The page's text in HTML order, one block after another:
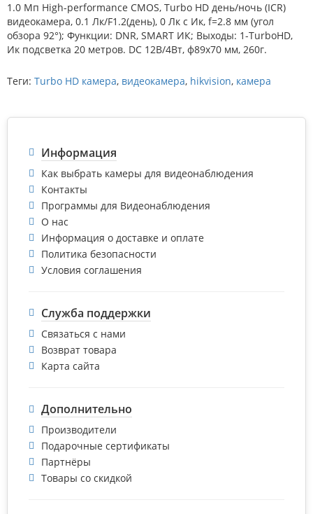
1.0 Мп High-performance CMOS, Turbo HD день/ночь (ICR)
видеокамера, 0.1 Лк/F1.2(день), 0 Лк c Ик, f=2.8 мм (угол
обзора 92°); Функции: DNR, SMART ИК; Выходы: 1-TurboHD,
Ик подсветка 20 метров. DC 12В/4Вт, ф89х70 мм, 260г.
Теги: Turbo HD камера, видеокамера, hikvision, камера
Информация
Как выбрать камеры для видеонаблюдения
Контакты
Программы для Видеонаблюдения
О нас
Информация о доставке и оплате
Политика безопасности
Условия соглашения
Служба поддержки
Связаться с нами
Возврат товара
Карта сайта
Дополнительно
Производители
Подарочные сертификаты
Партнёры
Товары со скидкой